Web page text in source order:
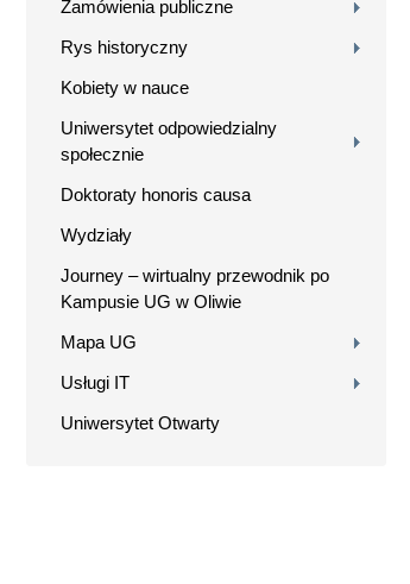
Zamówienia publiczne
Rys historyczny
Kobiety w nauce
Uniwersytet odpowiedzialny
społecznie
Doktoraty honoris causa
Wydziały
Journey – wirtualny przewodnik po
Kampusie UG w Oliwie
Mapa UG
Usługi IT
Uniwersytet Otwarty